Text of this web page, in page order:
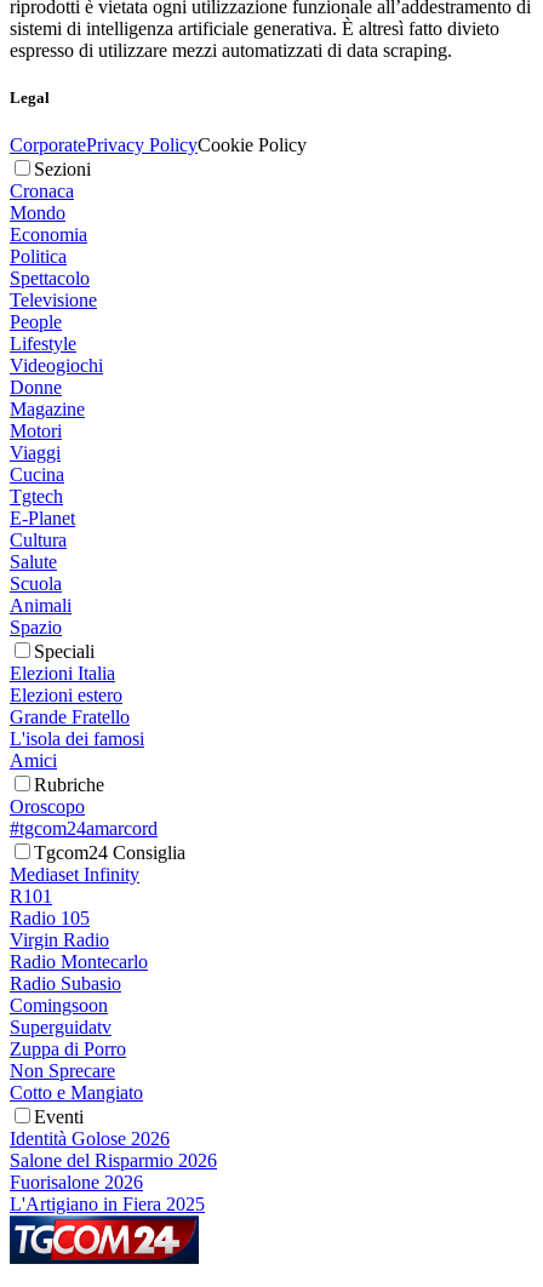
riprodotti è vietata ogni utilizzazione funzionale all’addestramento di
sistemi di intelligenza artificiale generativa. È altresì fatto divieto
espresso di utilizzare mezzi automatizzati di data scraping.
Legal
CorporatePrivacy PolicyCookie Policy
Sezioni
Cronaca
Mondo
Economia
Politica
Spettacolo
Televisione
People
Lifestyle
Videogiochi
Donne
Magazine
Motori
Viaggi
Cucina
Tgtech
E-Planet
Cultura
Salute
Scuola
Animali
Spazio
Speciali
Elezioni Italia
Elezioni estero
Grande Fratello
L'isola dei famosi
Amici
Rubriche
Oroscopo
#tgcom24amarcord
Tgcom24 Consiglia
Mediaset Infinity
R101
Radio 105
Virgin Radio
Radio Montecarlo
Radio Subasio
Comingsoon
Superguidatv
Zuppa di Porro
Non Sprecare
Cotto e Mangiato
Eventi
Identità Golose 2026
Salone del Risparmio 2026
Fuorisalone 2026
L'Artigiano in Fiera 2025